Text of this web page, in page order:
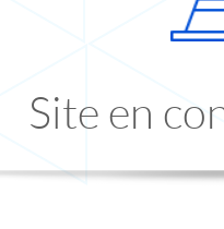
Site en